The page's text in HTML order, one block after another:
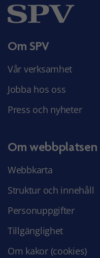
Om SPV
Vår verksamhet
Jobba hos oss
Press och nyheter
Om webbplatsen
Webbkarta
Struktur och innehåll
Personuppgifter
Tillgänglighet
Om kakor (cookies)